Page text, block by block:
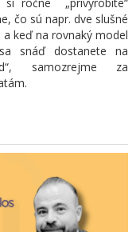
si ročne
„privyrobíte“
čo sú napr. dve slušné
keď na rovnaký model
snáď dostanete na
samozrejme za